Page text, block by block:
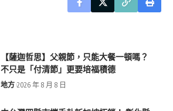
【薩迦哲思】父親節，只能大餐一頓嗎？
不只是「付清節」更要培福積德
地方 2026 年 8 月 8 日